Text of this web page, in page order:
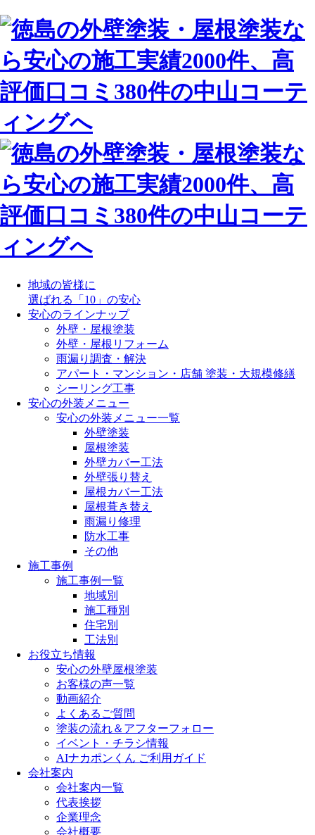
地域の皆様に
選ばれる「10」の安心
安心のラインナップ
外壁・屋根塗装
外壁・屋根リフォーム
雨漏り調査・解決
アパート・マンション・店舗 塗装・大規模修繕
シーリング工事
安心の外装メニュー
安心の外装メニュー一覧
外壁塗装
屋根塗装
外壁カバー工法
外壁張り替え
屋根カバー工法
屋根葺き替え
雨漏り修理
防水工事
その他
施工事例
施工事例一覧
地域別
施工種別
住宅別
工法別
お役立ち情報
安心の外壁屋根塗装
お客様の声一覧
動画紹介
よくあるご質問
塗装の流れ＆アフターフォロー
イベント・チラシ情報
AIナカポンくん ご利用ガイド
会社案内
会社案内一覧
代表挨拶
企業理念
会社概要